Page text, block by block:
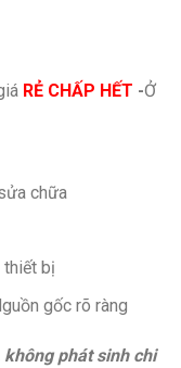
RẺ CHẤP HẾT -Ở
chữa
bị
gốc rõ ràng
phát sinh chi